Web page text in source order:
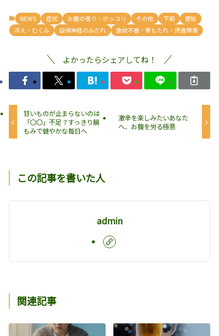
NEWS 症状 お腹の張り・ポッコリ その他 下痢
便秘
冷え・むくみ
自律神経のみだれ 食欲不振・胃もたれ・摂食障害
よかったらシェアしてね！
甘いものが止まらないのは
「〇〇」不足？すっきり腸
もみで健やかな毎日へ
激辛を楽しみたいあなた
へ、お腹を労る極意
この記事を書いた人
admin
関連記事